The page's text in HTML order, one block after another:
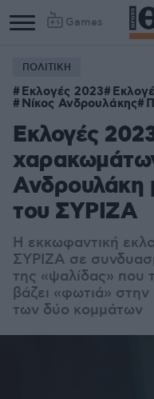
Games
ΠΟΛΙΤΙΚΗ
Εκλογές 2023
Νίκος Ανδρουλάκης
Εκλογές
Ανδρουλάκη
του ΣΥΡΙΖΑ
Η εκκωφαντική
ΣΥΡΙΖΑ σε
της «ψαλίδας» που
βάζει «φωτιά»
των δύο κομμάτων